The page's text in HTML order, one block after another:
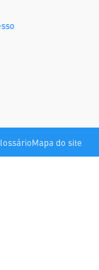
Mapa do site